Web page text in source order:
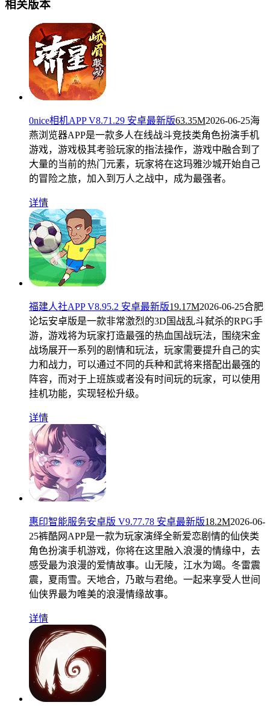
相关版本
0nice相机APP V8.71.29 安卓最新版63.35M2026-06-25海
燕浏览器APP是一款多人在线战斗竞技类角色扮演手机
游戏，游戏极其考验玩家的指法操作，游戏中融合到了
大量的当前的热门元素，玩家将在这玛雅沙城开始自己
的冒险之旅，加入到万人之战中，成为最强者。
详情
福建人社APP V8.95.2 安卓最新版19.17M2026-06-25合肥
论坛安卓版是一款非常激烈的3D国战乱斗弑杀的RPG手
游，游戏将为玩家打造最强的热血国战玩法，围绕宋金
战场展开一系列的剧情和玩法，玩家需要提升自己的实
力和战力，可以通过不同的兵种和武将来搭配出最强的
阵容，而对于上班族或者没有时间玩的玩家，可以使用
挂机功能，实现轻松升级。
详情
惠印智能服务安卓版 V9.77.78 安卓最新版18.2M2026-06-
25裤酷网APP是一款为玩家演绎全新爱恋剧情的仙侠类
角色扮演手机游戏，你将在这里融入浪漫的情缘中，去
感受最为浪漫的爱情故事。山无陵，江水为竭。冬雷震
震，夏雨雪。天地合，乃敢与君绝。一起来享受人世间
仙侠界最为唯美的浪漫情缘故事。
详情